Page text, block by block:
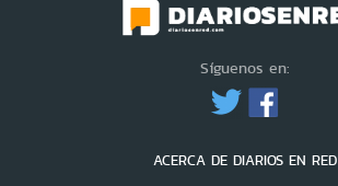
Síguenos en:
ACERCA DE DIARIOS EN RED